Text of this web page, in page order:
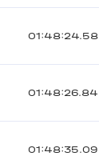
01:48:24.58
01:48:26.84
01:48:35.09